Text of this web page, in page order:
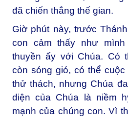
đã chiến thắng thế gian.
Giờ phút này, trước
con cảm thấy như
thuyền ấy với Chúa. Có
còn sóng gió, có thể
thử thách, nhưng Chúa
diện của Chúa là niềm
mạnh của chúng con. Vì